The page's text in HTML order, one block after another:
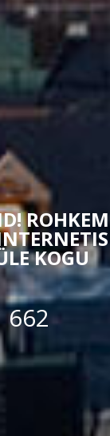
ROHKEM
KOGU
662